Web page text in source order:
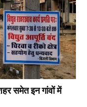
समेत इन गांवों में